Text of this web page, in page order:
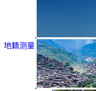
地籍测量